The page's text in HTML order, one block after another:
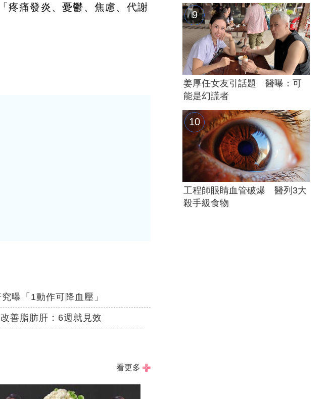
疼痛發炎、憂鬱、焦慮、代謝
曝「1動作可降血壓」
善脂肪肝：6週就見效
看更多
姜厚任女友引話題 醫曝：可
能是幻謊者
工程師眼睛血管破爆 醫列3大
殺手級食物